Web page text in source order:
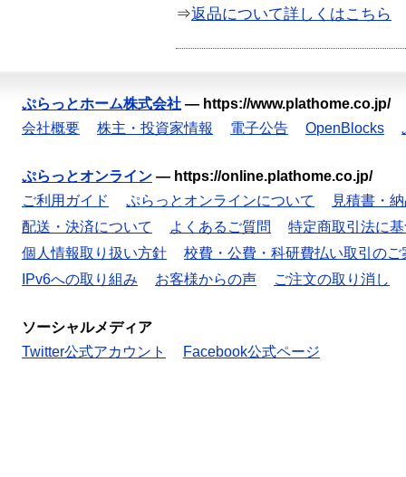
⇒返品について詳しくはこちら
ぷらっとホーム株式会社 — https://www.plathome.co.jp/
会社概要
株主・投資家情報 電子公告 OpenBlocks
ぷらっとオンライン — https://online.plathome.co.jp/
ご利用ガイド
ぷらっとオンラインについて
見積書・
配送・決済について
よくあるご質問
特定商取引法に
個人情報取り扱い方針
校費・公費・科研費払い取引のご
IPv6への取り組み
お客様からの声 ご注文の取り消し
ソーシャルメディア
Twitter公式アカウント
Facebook公式ページ